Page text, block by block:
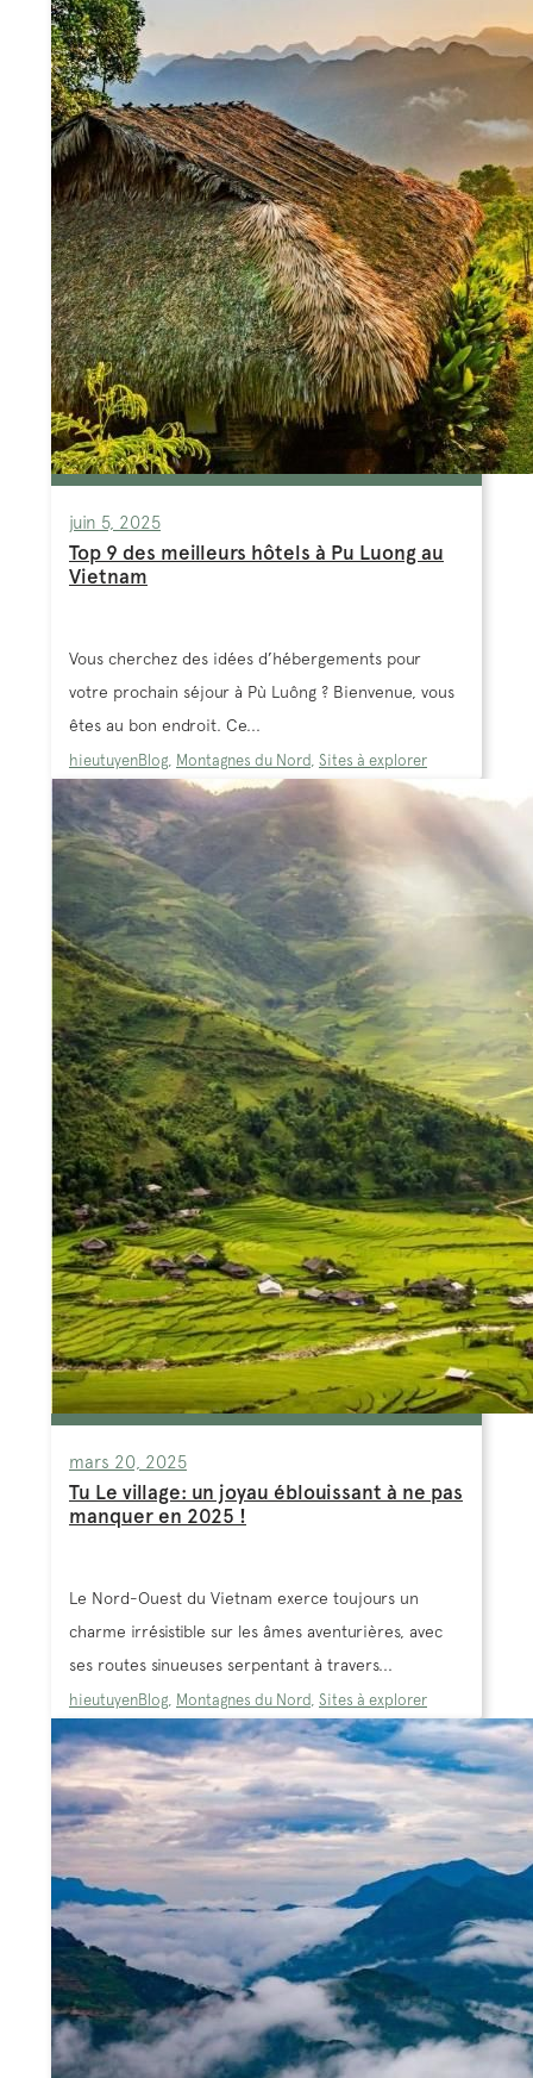
juin 5, 2025
Top 9 des meilleurs hôtels à Pu Luong au
Vietnam
Vous cherchez des idées d’hébergements pour
votre prochain séjour à Pù Luông ? Bienvenue, vous
êtes au bon endroit. Ce...
hieutuyenBlog Montagnes du Nord Sites à explorer
mars 20, 2025
Tu Le village: un joyau éblouissant à ne pas
manquer en 2025 !
Le Nord-Ouest du Vietnam exerce toujours un
charme irrésistible sur les âmes aventurières, avec
ses routes sinueuses serpentant à travers...
hieutuyenBlog Montagnes du Nord Sites à explorer